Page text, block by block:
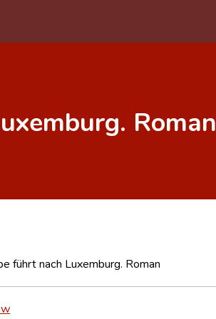
Roman
führt nach Luxemburg. Roman